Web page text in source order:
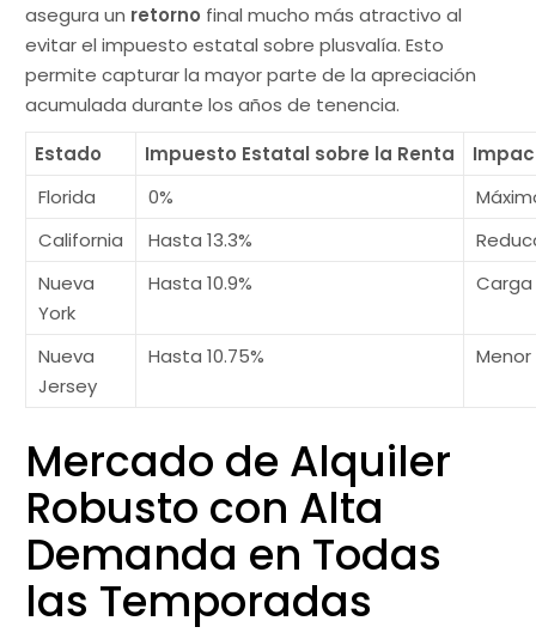
asegura un retorno final mucho más atractivo al
evitar el impuesto estatal sobre plusvalía. Esto
permite capturar la mayor parte de la apreciación
acumulada durante los años de tenencia.
Estado
Impuesto Estatal sobre la Renta
Florida
0%
California
Hasta 13.3%
Nueva
York
Hasta 10.9%
Nueva
Jersey
Hasta 10.75%
Mercado de Alquiler
Robusto con Alta
Demanda en Todas
las Temporadas